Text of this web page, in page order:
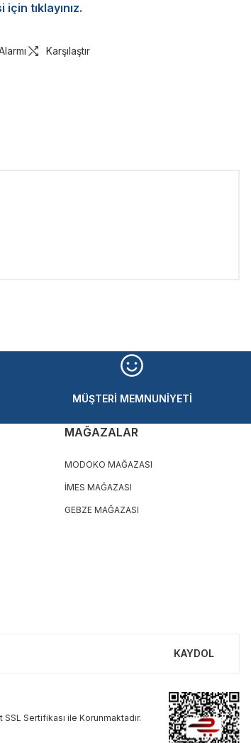
tıklayınız.
Karşılaştır
MÜŞTERİ MEMNUNİYETİ
MAĞAZALAR
MODOKO MAĞAZASI
İMES MAĞAZASI
GEBZE MAĞAZASI
KAYDOL
Sertifikası ile Korunmaktadır.